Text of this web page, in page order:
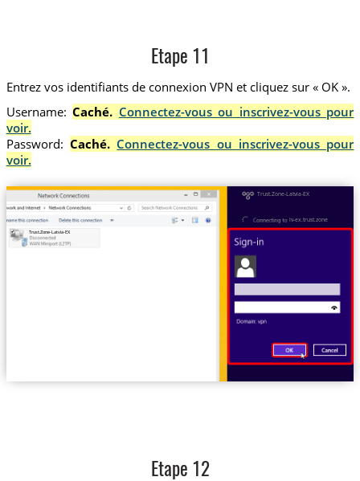
Etape 11
Entrez vos identifiants de connexion VPN et cliquez sur « OK ».
Username:Caché. Connectez-vous ou inscrivez-vous pour
voir.
Password: Caché. Connectez-vous ou inscrivez-vous pour
voir.
Trust.Zone-Latvia-EX
Trust.Zone-Latvia-EX
lv-ex.trust.zone
Etape 12